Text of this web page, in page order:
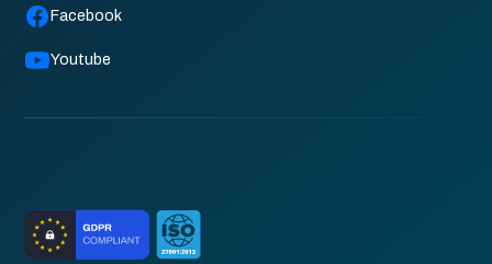
Facebook
Youtube